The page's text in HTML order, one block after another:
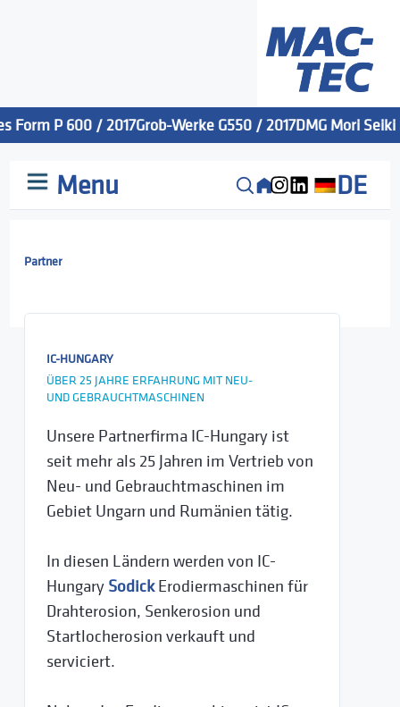
Form P 600 / 2017Grob-Werke G550 / 2017DMG Mori Seiki
Menu DE
Partner
IC-HUNGARY
ÜBER 25 JAHRE ERFAHRUNG MIT NEU-
UND GEBRAUCHTMASCHINEN
Unsere Partnerfirma IC-Hungary ist
seit mehr als 25 Jahren im Vertrieb von
Neu- und Gebrauchtmaschinen im
Gebiet Ungarn und Rumänien tätig.
In diesen Ländern werden von IC-
Hungary SodickErodiermaschinen für
Drahterosion, Senkerosion und
Startlocherosion verkauft und
serviciert.